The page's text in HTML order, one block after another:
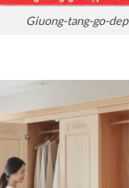
Giuong-tang-go-dep